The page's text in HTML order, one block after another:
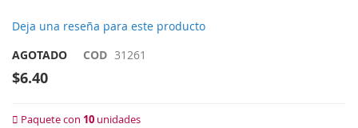
Deja una reseña para este producto
AGOTADO
COD 31261
$6.40
Paquete con 10 unidades